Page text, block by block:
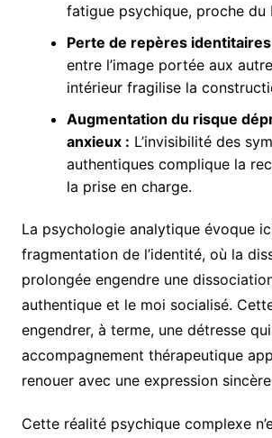
fatigue psychique, proche du
Perte de repères
entre l’image portée aux
intérieur fragilise la
Augmentation du risque
anxieux : L’invisibilité des
authentiques complique la
la prise en charge.
La psychologie analytique évoque
fragmentation de l’identité, où la
prolongée engendre une
authentique et le moi socialisé.
engendrer, à terme, une détresse
accompagnement thérapeutique
renouer avec une expression
Cette réalité psychique complexe